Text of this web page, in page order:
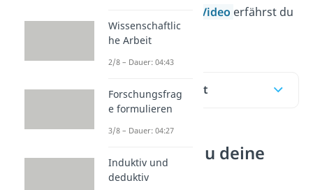
Video erfährst du
es!
Inhaltsübersicht
So gliederst du deine
Hausarbeit
Wissenschaftlic
he Arbeit
2/8 – Dauer: 04:43
Forschungsfrag
e formulieren
3/8 – Dauer: 04:27
Induktiv und
deduktiv